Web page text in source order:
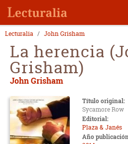
Lecturalia John Grisham
La herencia
Grisham)
John Grisham
Título original:
Sycamore Row
Editorial:
Plaza & Janés
Año